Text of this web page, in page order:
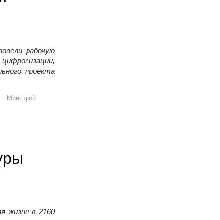
рабочую
проекта
совместной работы
Минстрой
жизни в 2160